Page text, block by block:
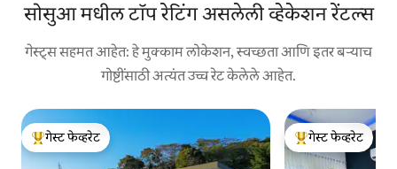
सोसुआ मधील टॉप रेटिंग असलेली व्हेकेशन रेंटल्स
गेस्ट्स सहमत आहेत: हे मुक्काम लोकेशन, स्वच्छता आणि इतर बऱ्याच
गोष्टींसाठी अत्यंत उच्च रेट केलेले आहेत.
टॉप गेस्ट फेव्हरेट
गेस्ट फेव्हरेट
टॉप गेस्ट फेव्हरेट
गेस्ट फेव्हरेट